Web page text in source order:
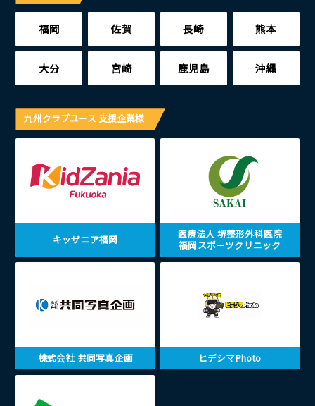
福岡 佐賀 長崎 熊本
大分 宮崎 鹿児島 沖縄
九州クラブユース 支援企業様
キッザニア福岡
医療法人 堺整形外科医院
福岡スポーツクリニック
株式会社 共同写真企画 ヒデシマPhoto